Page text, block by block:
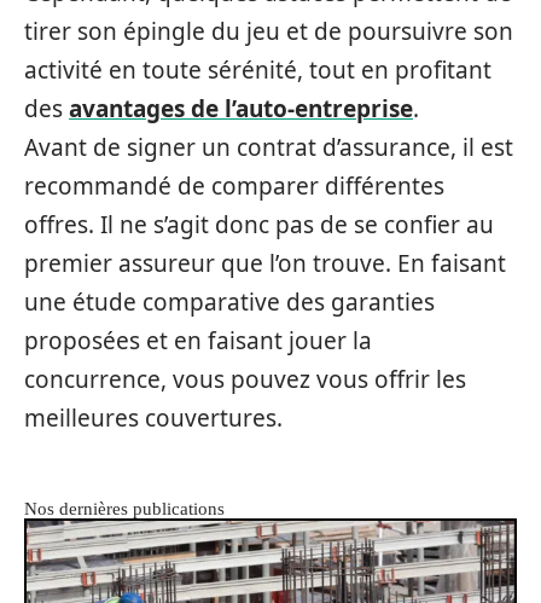
tirer son épingle du jeu et de poursuivre son
activité en toute sérénité, tout en profitant
desavantages de l’auto-entreprise.
Avant de signer un contrat d’assurance, il est
recommandé de comparer différentes
offres. Il ne s’agit donc pas de se confier au
premier assureur que l’on trouve. En faisant
une étude comparative des garanties
proposées et en faisant jouer la
concurrence, vous pouvez vous offrir les
meilleures couvertures.
Nos dernières publications